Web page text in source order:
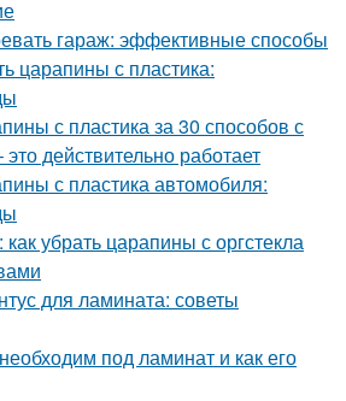
гараж: эффективные способы
царапины с пластика:
с пластика за 30 способов с
действительно работает
с пластика автомобиля:
убрать царапины с оргстекла
для ламината: советы
под ламинат и как его